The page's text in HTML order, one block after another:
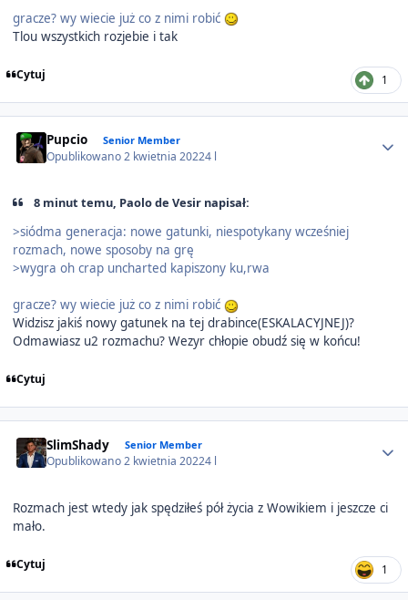
gracze? wy wiecie już co z nimi robić
Tlou wszystkich rozjebie i tak
Cytuj 1
Pupcio Senior Member
Opublikowano2 kwietnia 20224 l
8 minut temu, Paolo de Vesir napisał:
>siódma generacja: nowe gatunki, niespotykany wcześniej
rozmach, nowe sposoby na grę
>wygra oh crap uncharted kapiszony ku,rwa
gracze? wy wiecie już co z nimi robić
Widzisz jakiś nowy gatunek na tej drabince(ESKALACYJNEJ)?
Odmawiasz u2 rozmachu? Wezyr chłopie obudź się w końcu!
Cytuj
SlimShady Senior Member
Opublikowano2 kwietnia 20224 l
Rozmach jest wtedy jak spędziłeś pół życia z Wowikiem i jeszcze ci
mało.
Cytuj 1